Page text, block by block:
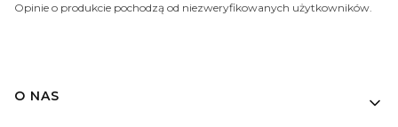
Opinie o produkcie pochodzą od niezweryfikowanych użytkowników.
O NAS